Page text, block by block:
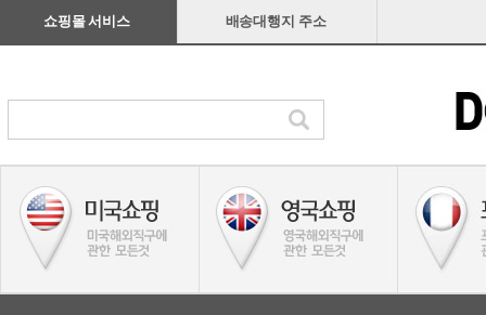
쇼핑몰 서비스 배송대행지 주소